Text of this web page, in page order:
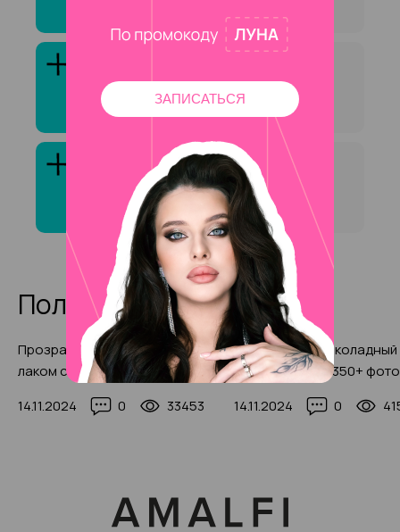
услугой «Косметический
массаж»?
Сколько стоит услуга
«Косметический массаж»
на на Аэропорта ?
Полезные статьи
Прозрачный маникюр гель-
лаком с модными рисунками
14.11.2024 0 33453
Изысканный шоколадный
маникюр 2025, 350+ фото
14.11.2024
0
ЗАПИСАТЬСЯ